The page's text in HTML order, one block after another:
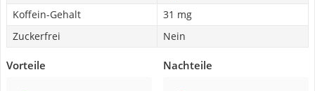
Koffein-Gehalt
31 mg
Zuckerfrei
Nein
Vorteile Nachteile